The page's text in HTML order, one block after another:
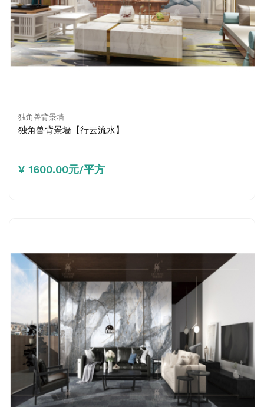
独角兽背景墙
独角兽背景墙【行云流水】
¥ 1600.00元/平方